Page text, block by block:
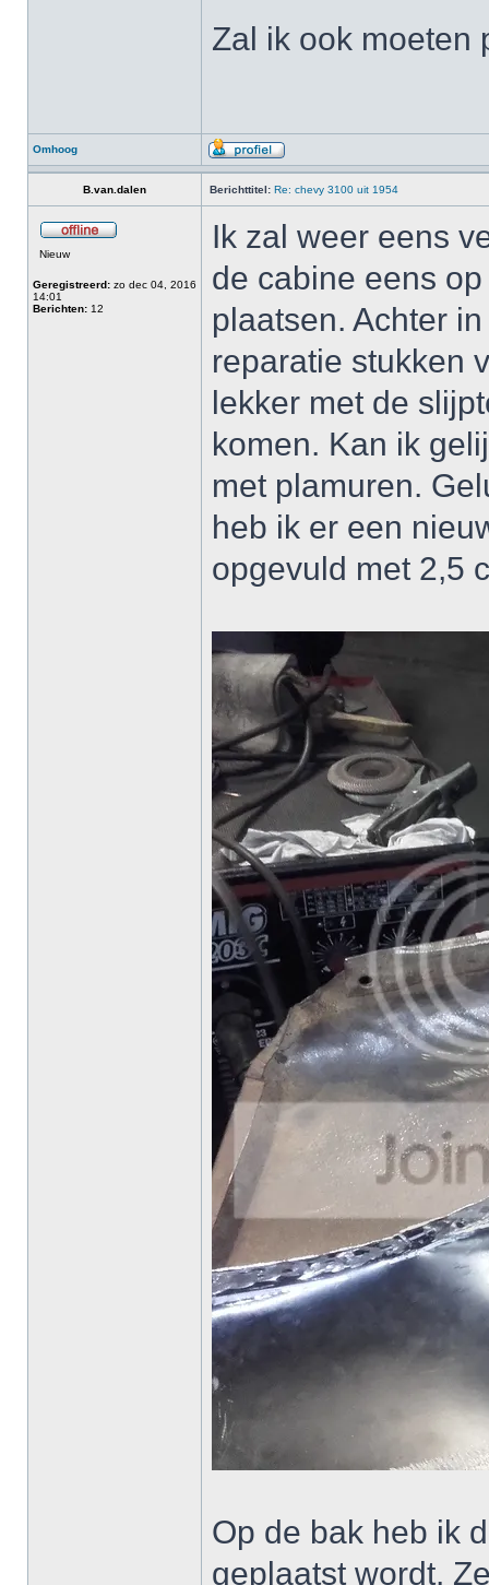
Zal ik ook moeten
Omhoog
B.van.dalen Berichttitel: Re: chevy 3100 uit 1954
Nieuw
Geregistreerd: zo dec 04, 2016
14:01
Berichten: 12
Ik zal weer eens
de cabine eens
plaatsen. Achter
reparatie stukken
lekker met de
komen. Kan ik
met plamuren.
heb ik er een
opgevuld met 2,5
Op de bak heb ik
geplaatst wordt.